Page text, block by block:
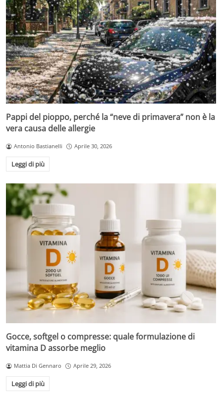
Pappi del pioppo, perché la “neve di primavera” non è la
vera causa delle allergie
Antonio Bastianelli Aprile 30, 2026
Leggi di più
Gocce, softgel o compresse: quale formulazione di
vitamina D assorbe meglio
Mattia Di Gennaro Aprile 29, 2026
Leggi di più